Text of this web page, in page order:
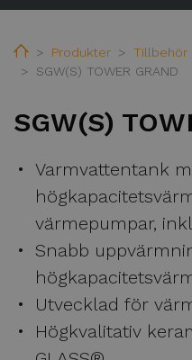
HomeProdukter Tillbehör
SGW(S) TOWER GRAND
SGW(S)
Varmvattentank
värmepumpar,
Snabb
Utvecklad för
Högkvalitativ
Hem
Produkter
Värmepumpar
Inomhusenheter
Tillbehör